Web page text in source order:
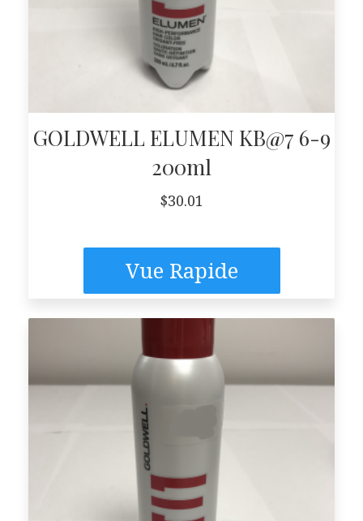
GOLDWELL ELUMEN KB@7 6-9
200ml
$30.01
Vue Rapide